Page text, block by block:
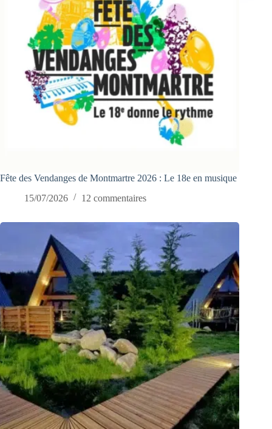
Fête des Vendanges de Montmartre 2026 : Le 18e en musique
15/07/2026
12 commentaires